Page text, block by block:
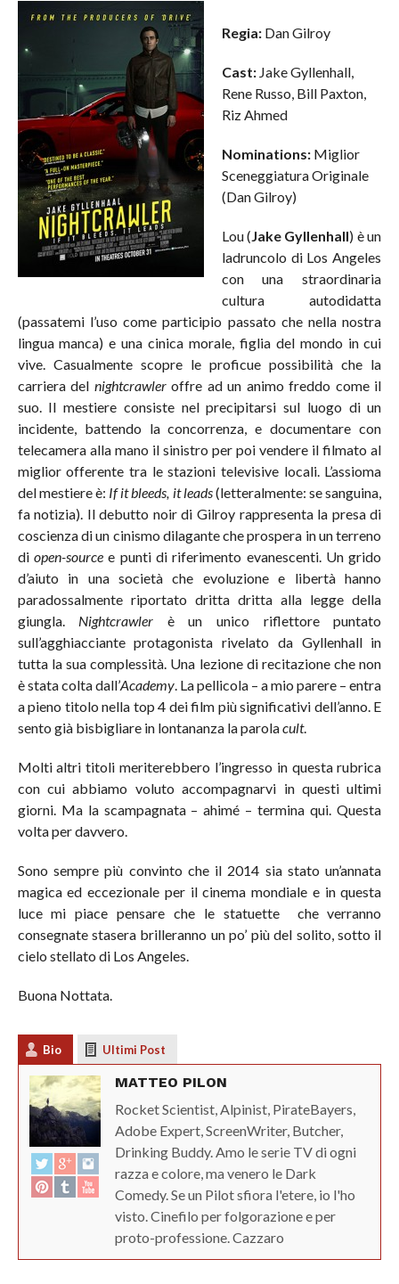
Regia: Dan Gilroy
Cast: Jake Gyllenhall,
Rene Russo, Bill Paxton,
Riz Ahmed
Nominations: Miglior
Sceneggiatura Originale
(Dan Gilroy)
Lou (Jake Gyllenhall) è un
ladruncolo di Los Angeles
con una straordinaria
cultura autodidatta
(passatemi l’uso come participio passato che nella nostra
lingua manca) e una cinica morale, figlia del mondo in cui
vive. Casualmente scopre le proficue possibilità che la
carriera del nightcrawleroffre ad un animo freddo come il
suo. Il mestiere consiste nel precipitarsi sul luogo di un
incidente, battendo la concorrenza, e documentare con
telecamera alla mano il sinistro per poi vendere il filmato al
miglior offerente tra le stazioni televisive locali. L’assioma
del mestiere è: If it bleeds, it leads(letteralmente: se sanguina,
fa notizia). Il debutto noir di Gilroy rappresenta la presa di
coscienza di un cinismo dilagante che prospera in un terreno
di open-sourcee punti di riferimento evanescenti. Un grido
d’aiuto in una società che evoluzione e libertà hanno
paradossalmente riportato dritta dritta alla legge della
giungla. Nightcrawler è un unico riflettore puntato
sull’agghiacciante protagonista rivelato da Gyllenhall in
tutta la sua complessità. Una lezione di recitazione che non
è stata colta dall’Academy. La pellicola – a mio parere – entra
a pieno titolo nella top 4 dei film più significativi dell’anno. E
sento già bisbigliare in lontananza la parolacult.
Molti altri titoli meriterebbero l’ingresso in questa rubrica
con cui abbiamo voluto accompagnarvi in questi ultimi
giorni. Ma la scampagnata – ahimé – termina qui. Questa
volta per davvero.
Sono sempre più convinto che il 2014 sia stato un’annata
magica ed eccezionale per il cinema mondiale e in questa
luce mi piace pensare che le statuette che verranno
consegnate stasera brilleranno un po’ più del solito, sotto il
cielo stellato di Los Angeles.
Buona Nottata.
Bio Ultimi Post
MATTEO PILON
Rocket Scientist, Alpinist, PirateBayers,
Adobe Expert, ScreenWriter, Butcher,
Drinking Buddy. Amo le serie TV di ogni
razza e colore, ma venero le Dark
Comedy. Se un Pilot sfiora l'etere, io l'ho
visto. Cinefilo per folgorazione e per
proto-professione. Cazzaro